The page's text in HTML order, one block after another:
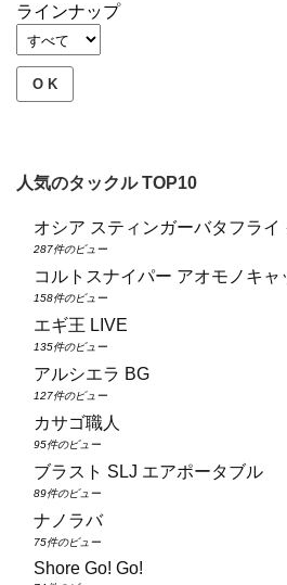
ラインナップ
O K
人気のタックル TOP10
オシア スティンガーバタフライ
287件のビュー
コルトスナイパー アオモノキャ
158件のビュー
エギ王 LIVE
135件のビュー
アルシエラ BG
127件のビュー
カサゴ職人
95件のビュー
ブラスト SLJ エアポータブル
89件のビュー
ナノラバ
75件のビュー
Shore Go! Go!